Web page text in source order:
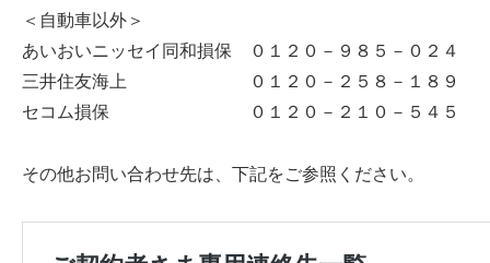
＜自動車以外＞
あいおいニッセイ同和損保 ０１２０－９８５－０２４
三井住友海上 ０１２０－２５８－１８９
セコム損保 ０１２０－２１０－５４５
その他お問い合わせ先は、下記をご参照ください。